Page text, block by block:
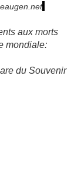
aux morts
mondiale:
du Souvenir